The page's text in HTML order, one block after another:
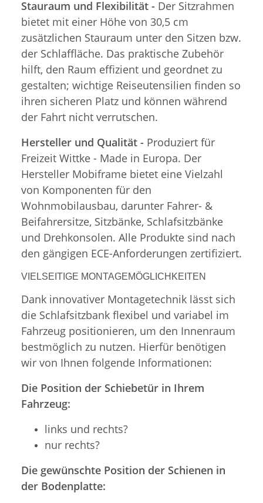
Stauraum und Flexibilität - Der Sitzrahmen
bietet mit einer Höhe von 30,5 cm
zusätzlichen Stauraum unter den Sitzen bzw.
der Schlaffläche. Das praktische Zubehör
hilft, den Raum effizient und geordnet zu
gestalten; wichtige Reiseutensilien finden so
ihren sicheren Platz und können während
der Fahrt nicht verrutschen.
Hersteller und Qualität - Produziert für
Freizeit Wittke - Made in Europa. Der
Hersteller Mobiframe bietet eine Vielzahl
von Komponenten für den
Wohnmobilausbau, darunter Fahrer- &
Beifahrersitze, Sitzbänke, Schlafsitzbänke
und Drehkonsolen. Alle Produkte sind nach
den gängigen ECE-Anforderungen zertifiziert.
VIELSEITIGE MONTAGEMÖGLICHKEITEN
Dank innovativer Montagetechnik lässt sich
die Schlafsitzbank flexibel und variabel im
Fahrzeug positionieren, um den Innenraum
bestmöglich zu nutzen. Hierfür benötigen
wir von Ihnen folgende Informationen:
Die Position der Schiebetür in Ihrem
Fahrzeug:
links und rechts?
nur rechts?
Die gewünschte Position der Schienen in
der Bodenplatte: